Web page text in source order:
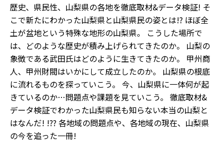
歴史、県民性、山梨県の各地を徹底取材&データ検証! そ
こで新たにわかった山梨県と山梨県民の姿とは!? ほぼ全
土が盆地という特殊な地形の山梨県。 こうした場所で
は、どのような歴史が積み上げられてきたのか。 山梨の
象徴である武田氏はどのように生きてきたのか。 甲州商
人、甲州財閥はいかにして成立したのか。 山梨県の根底
に流れるものを探っていこう。 今、山梨県に一体何が起
きているのか…問題点や課題を見ていこう。 徹底取材&
データ検証でわかった山梨県民も知らない本当の山梨と
はなんだ! !?? 各地域の問題点や、各地域の現在、山梨県
の今を追った一冊!